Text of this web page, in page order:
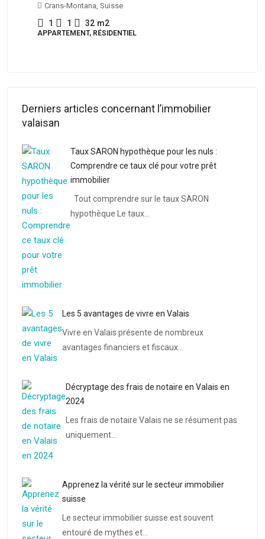
Crans-Montana, Suisse
1 1 32 m2
APPARTEMENT, RÉSIDENTIEL
Derniers articles concernant l’immobilier
valaisan
Taux SARON hypothèque pour les nuls :
Comprendre ce taux clé pour votre prêt
immobilier
Tout comprendre sur le taux SARON
hypothèque Le taux…
Les 5 avantages de vivre en Valais
Vivre en Valais présente de nombreux
avantages financiers et fiscaux…
Décryptage des frais de notaire en Valais en
2024
Les frais de notaire Valais ne se résument pas
uniquement…
Apprenez la vérité sur le secteur immobilier
suisse
Le secteur immobilier suisse est souvent
entouré de mythes et…